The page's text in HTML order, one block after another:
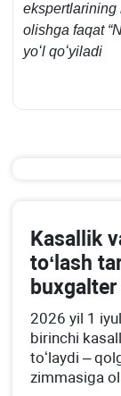
ekspertlarining
olishga faqat
yoʻl qoʻyiladi
Kasallik
toʻlash
2026 yil 1
birinchi
toʻlaydi –
zimmasiga